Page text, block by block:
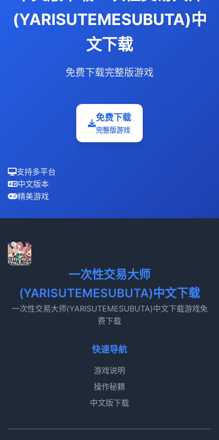
(YARISUTEMESUBUTA)中
文下载
免费下载完整版游戏
免费下载
完整版游戏
支持多平台
中文版本
精美游戏
一次性交易大师
(YARISUTEMESUBUTA)中文下载
一次性交易大师(YARISUTEMESUBUTA)中文下载游戏免
费下载
快速导航
游戏说明
操作秘籍
中文版下载